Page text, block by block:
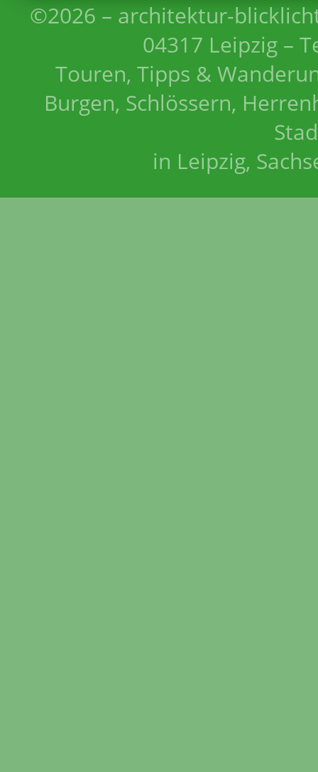
©2026 – architektur-
04317 Leipzig –
Touren, Tipps &
Burgen, Schlössern,
in Leipzig,